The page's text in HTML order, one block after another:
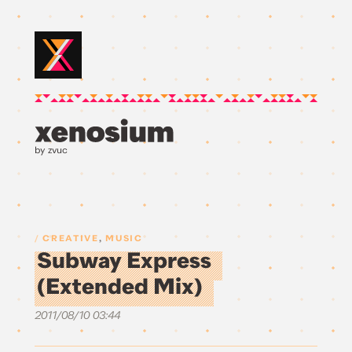
by zvuc
CREATIVE, MUSIC
Subway Express
(Extended Mix)
2011/08/10 03:44